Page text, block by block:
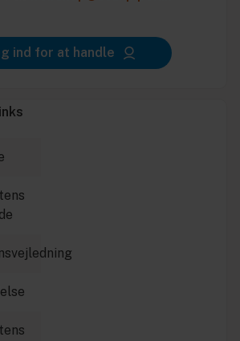
ind for at handle